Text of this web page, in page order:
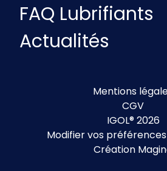
FAQ Lubrifiants
Actualités
Mentions
CGV
IGOL® 2026
Modifier vos
Création